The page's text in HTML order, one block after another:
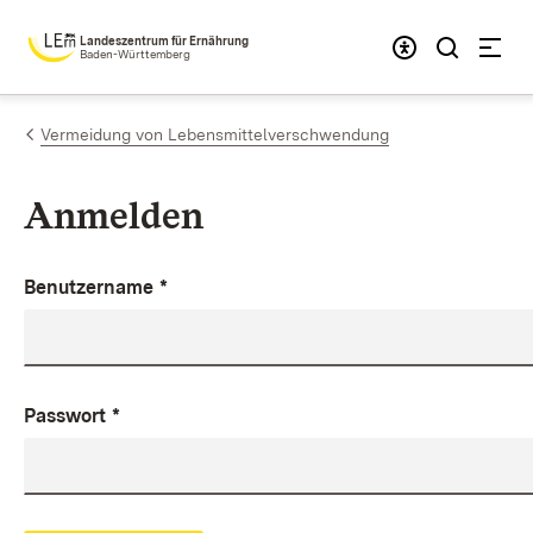
Zum Inhalt springen
Landeszentrum für Ernährung
Baden-Württemberg
Vermeidung von Lebensmittelverschwendung
Anmelden
Benutzername *
Passwort *